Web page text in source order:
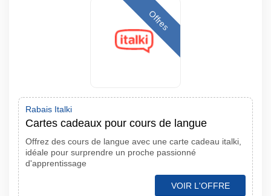
Offres
Rabais Italki
Cartes cadeaux pour cours de langue
Offrez des cours de langue avec une carte cadeau italki,
idéale pour surprendre un proche passionné
d'apprentissage
VOIR L'OFFRE